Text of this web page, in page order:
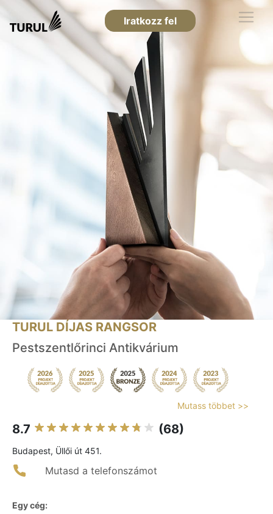
Iratkozz fel
TURUL DÍJAS RANGSOR
Pestszentlőrinci Antikvárium
Mutass többet >>
8.7 (68)
Budapest, Üllői út 451.
Mutasd a telefonszámot
Egy cég: